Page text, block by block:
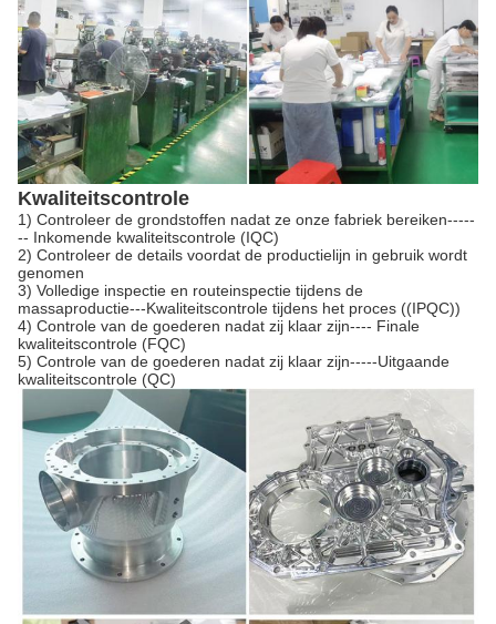
Kwaliteitscontrole
1) Controleer de grondstoffen nadat ze onze fabriek bereiken-----
-- Inkomende kwaliteitscontrole (IQC)
2) Controleer de details voordat de productielijn in gebruik wordt
genomen
3) Volledige inspectie en routeinspectie tijdens de
massaproductie---Kwaliteitscontrole tijdens het proces ((IPQC))
4) Controle van de goederen nadat zij klaar zijn---- Finale
kwaliteitscontrole (FQC)
5) Controle van de goederen nadat zij klaar zijn-----Uitgaande
kwaliteitscontrole (QC)